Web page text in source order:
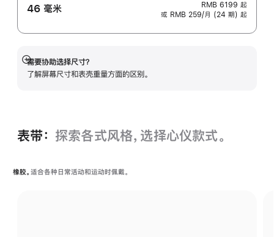
46 毫米 RMB 6199 起
或 RMB 259/月 (24 期) 起
需要协助选择尺寸？
了解屏幕尺寸和表壳重量方面的区别。
展
开
表带： 探索各式风格，选择心仪款式。
橡胶。 适合各种日常活动和运动时佩戴。